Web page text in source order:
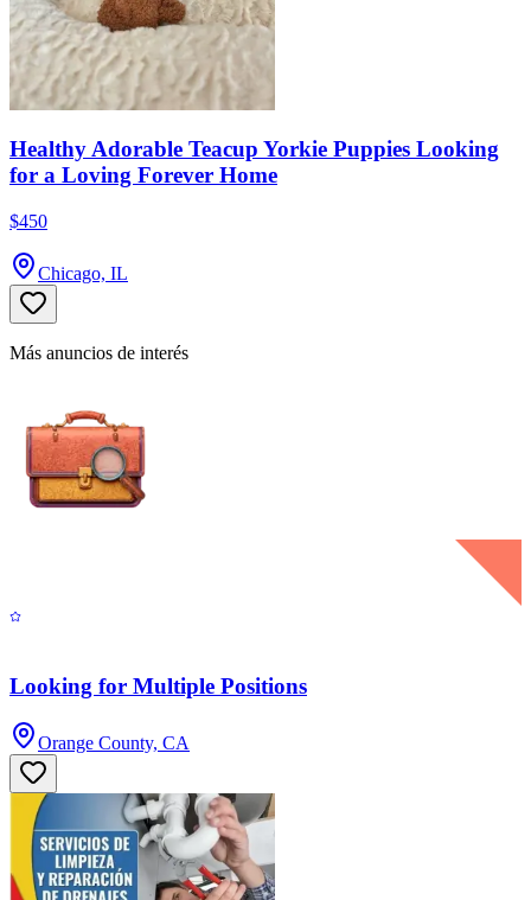
Healthy Adorable Teacup Yorkie Puppies Looking
for a Loving Forever Home
$450
Chicago, IL
Más anuncios de interés
Looking for Multiple Positions
Orange County, CA